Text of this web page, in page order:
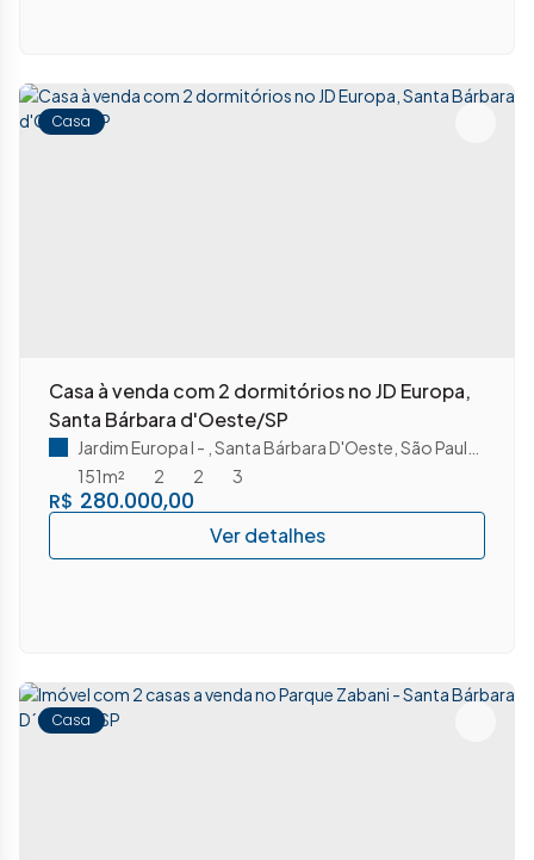
Casa
Casa à venda com 2 dormitórios no JD Europa,
Santa Bárbara d'Oeste/SP
R$ 280.000,00
Jardim Europa I Santa Bárbara D'Oeste São Paulo
2
2
151m² 3
Casa